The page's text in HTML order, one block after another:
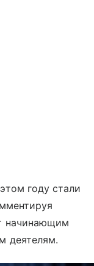
году стали
начинающим
деятелям.